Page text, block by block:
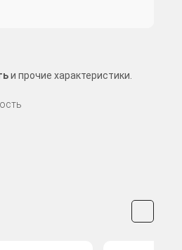
и прочие характеристики.